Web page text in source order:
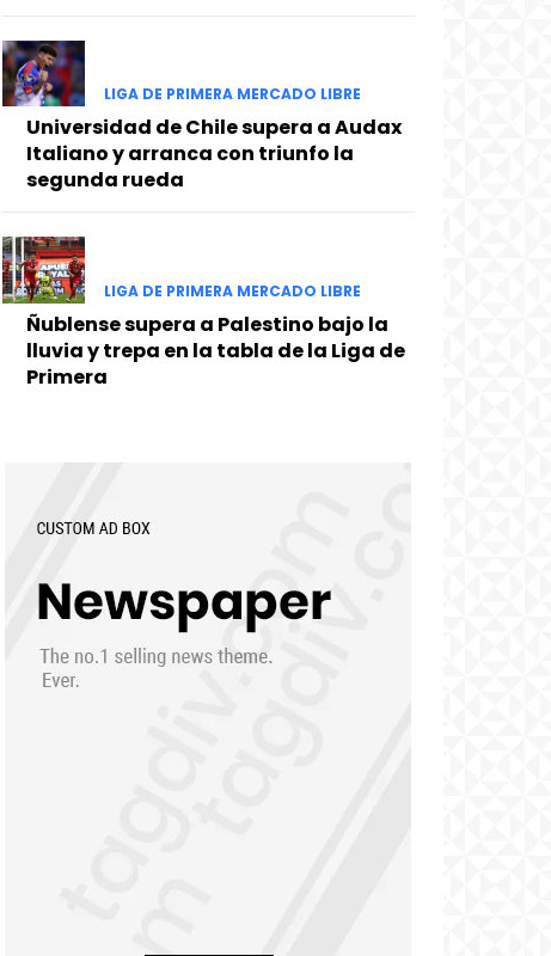
LIGA DE PRIMERA MERCADO LIBRE
Universidad de Chile supera a Audax
Italiano y arranca con triunfo la
segunda rueda
LIGA DE PRIMERA MERCADO LIBRE
Ñublense supera a Palestino bajo la
lluvia y trepa en la tabla de la Liga de
Primera